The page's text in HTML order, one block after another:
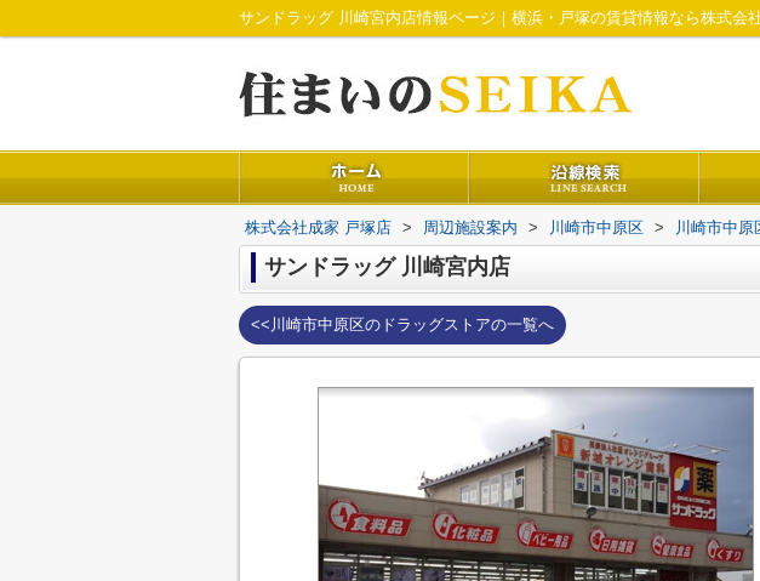
サンドラッグ 川崎宮内店情報ページ｜横浜・戸塚の賃貸情報なら株式会
株式会社成家 戸塚店 > 周辺施設案内 > 川崎市中原区 > 川崎市中原
サンドラッグ 川崎宮内店
<<川崎市中原区のドラッグストアの一覧へ